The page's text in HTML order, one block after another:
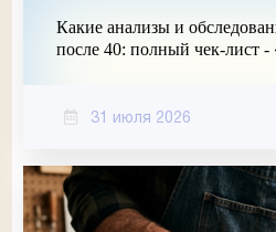
Какие анализы и
после 40: полный чек-лист
31 июля 2026